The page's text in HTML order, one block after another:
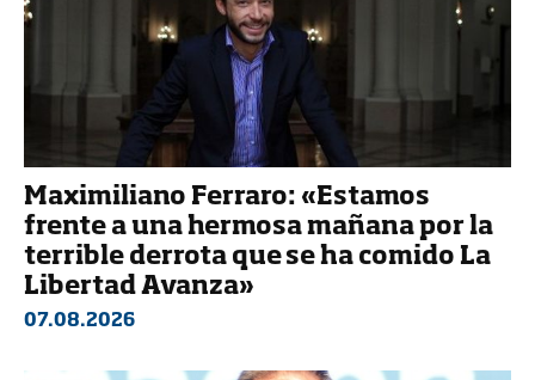
Maximiliano Ferraro: «Estamos
frente a una hermosa mañana por la
terrible derrota que se ha comido La
Libertad Avanza»
07.08.2026